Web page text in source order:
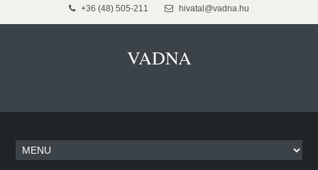
+36 (48) 505-211 hivatal@vadna.hu
VADNA